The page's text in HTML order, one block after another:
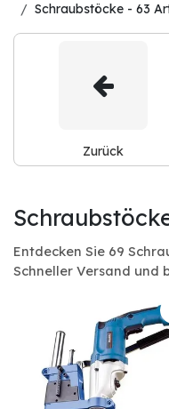
Schraubstöcke - 63
Zurück
Entdecken Sie 69
Schneller Versand und